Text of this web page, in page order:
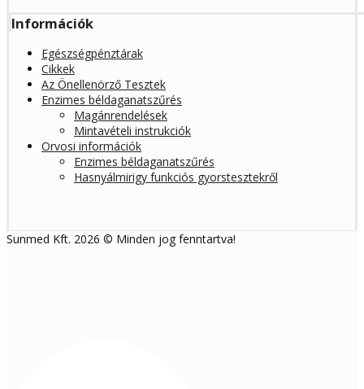
Információk
Egészségpénztárak
Cikkek
Az Önellenörző Tesztek
Enzimes béldaganatszűrés
Magánrendelések
Mintavételi instrukciók
Orvosi információk
Enzimes béldaganatszűrés
Hasnyálmirigy funkciós gyorstesztekről
Sunmed Kft. 2026 © Minden jog fenntartva!